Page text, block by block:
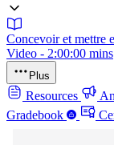
Concevoir et mettre
Video - 2:00:00 mins
Plus
Resources
Gradebook